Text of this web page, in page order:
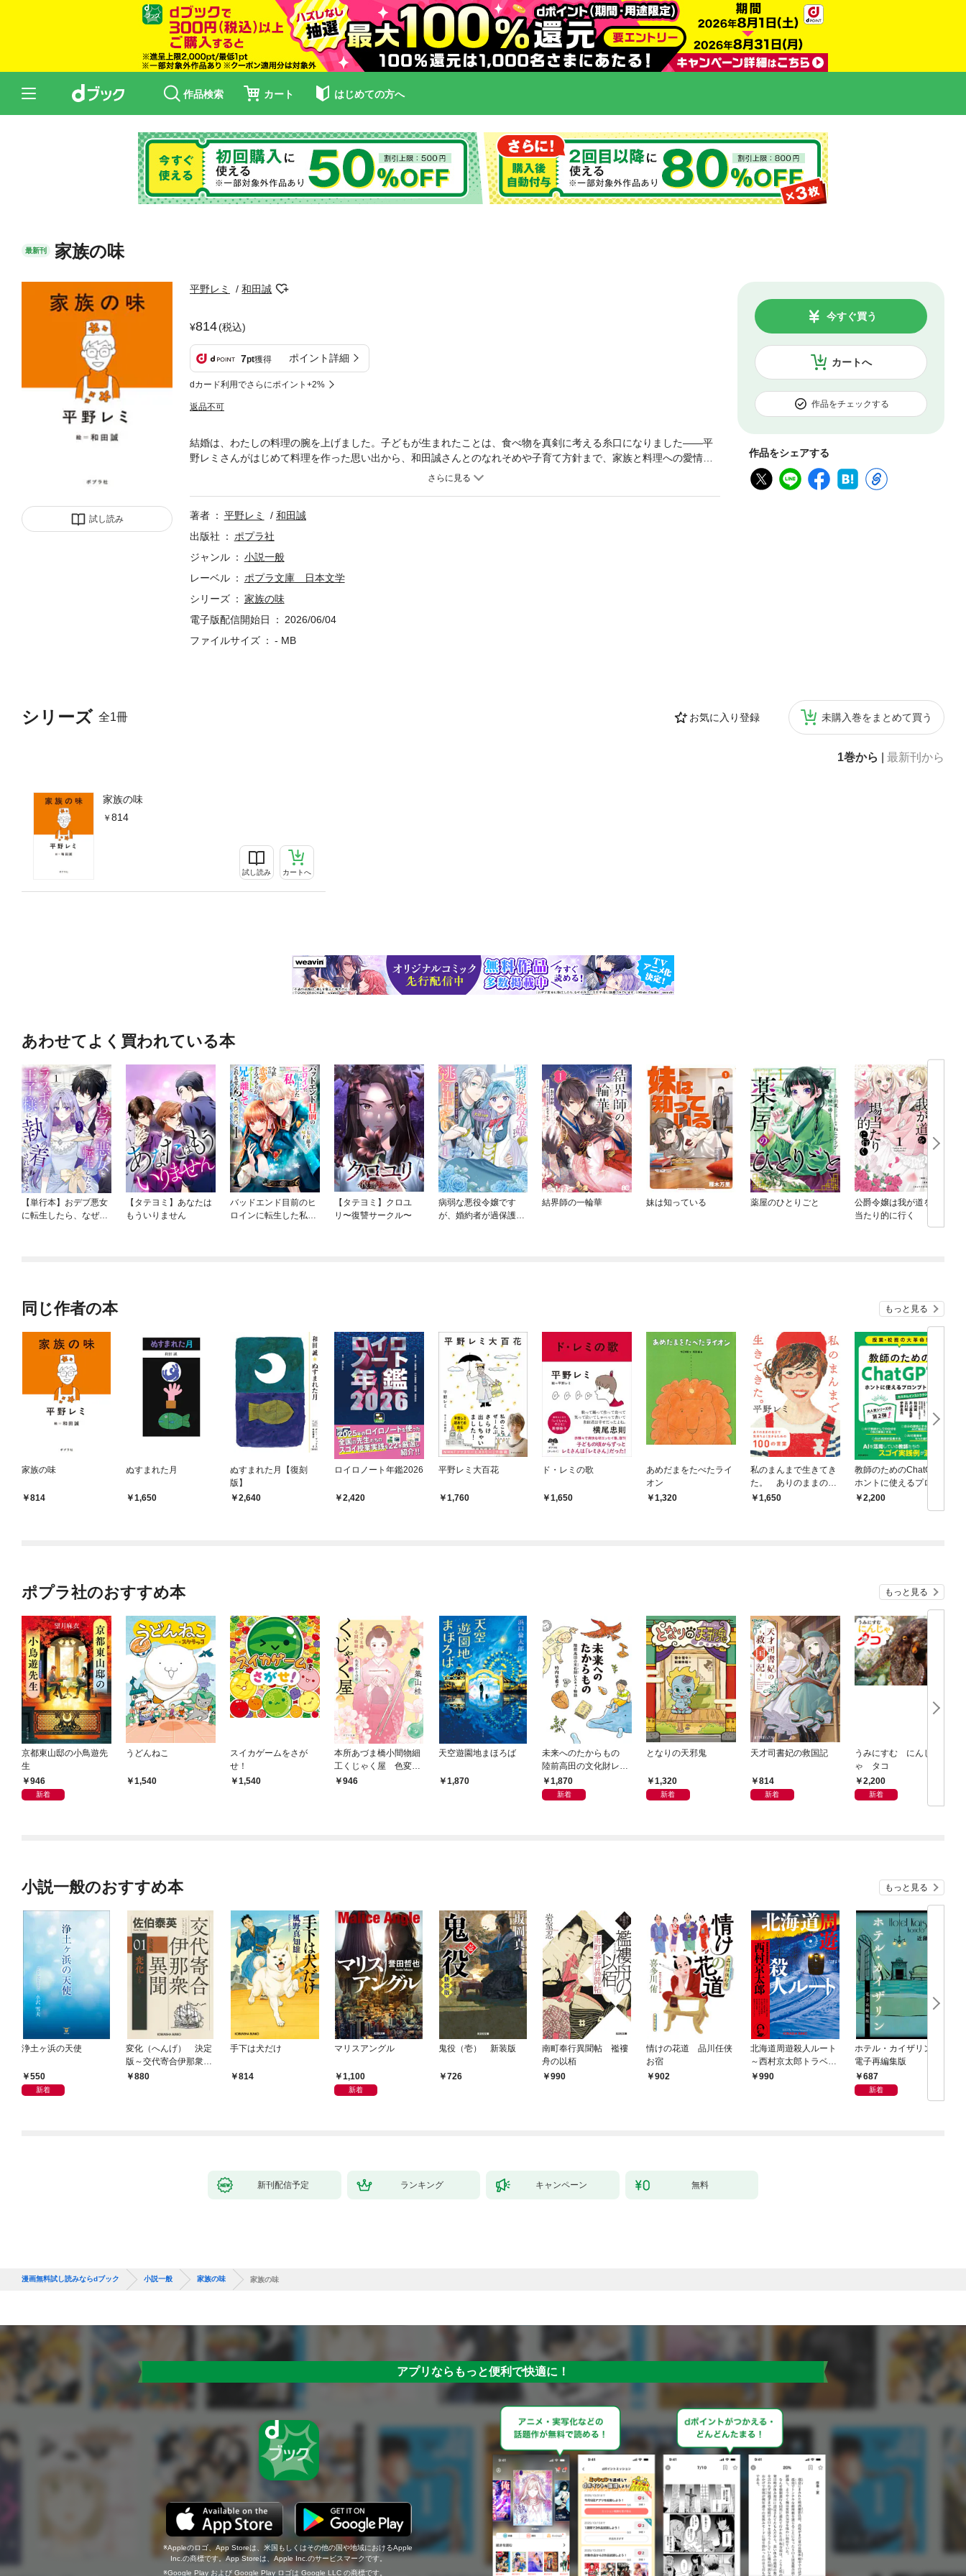
作品検索 カート はじめての方へ
最新刊 家族の味
試し読み
平野レミ 和田誠
814(税込)
7pt獲得 ポイント詳細
dカード利用でさらにポイント+2%
返品不可
カートへ
今すぐ買う
作品をチェックする
作品をシェアする
シリーズ 全1冊 お気に入り登録 未購入巻をまとめて買う
1巻から 最新刊から
家族の味
814
試し読み カートへ
結婚は、わたしの料理の腕を上げました。子どもが生まれたことは、食べ物を真剣に考える糸口になりました――平
野レミさんがはじめて料理を作った思い出から、和田誠さんとのなれそめや子育て方針まで、家族と料理への愛情が
ぎゅっと詰まったエッセイ集。29品のオリジナルレシピに加え、夫・和田誠さんとの対談、阿川佐和子さん、清水ミ
著者 平野レミ
和田誠
出版社
ポプラ社
ジャンル
小説一般
レーベル
ポプラ文庫 日本文学
シリーズ
家族の味
電子版配信開始日
2026/06/04
ファイルサイズ
- MB
あわせてよく買われている本
【単行本】おデブ悪女
に転生したら、なぜか
【タテヨミ】あなたは
もういりません
バッドエンド目前のヒ
ロインに転生した私、
【タテヨミ】クロユ
リ〜復讐サークル〜
病弱な悪役令嬢です
が、婚約者が過保護す
結界師の一輪華 妹は知っている 薬屋のひとりごと
公爵令嬢は我が道を場
当たり的に行く
同じ作者の本 もっと見る
家族の味
814
ぬすまれた月
1,650
ぬすまれた月【復刻
版】
2,640
ロイロノート年鑑2026
2,420
平野レミ大百花
1,760
ド・レミの歌
1,650
あめだまをたべたライ
オン
1,320
私のまんまで生きてき
た。 ありのままの自
分で気持ちよく生きる
1,650
教師のためのChatGPT
ホントに使えるプロン
プト2 カスタムイン
ストラクション編 授
2,200
ポプラ社のおすすめ本 もっと見る
京都東山邸の小鳥遊先
生
946
新着
うどんねこ
1,540
スイカゲームをさが
せ！
1,540
本所あづま橋小間物細
工くじゃく屋 色変わ
りの石
946
天空遊園地まほろば
1,870
未来へのたからもの
陸前高田の文化財レス
キュー物語
1,870
新着
となりの天邪鬼
1,320
新着
天才司書妃の救国記
814
新着
うみにすむ にんじ
ゃ タコ
2,200
新着
小説一般のおすすめ本 もっと見る
浄土ヶ浜の天使
550
新着
変化（へんげ） 決定
版～交代寄合伊那衆異
聞（1）～
880
手下は犬だけ
814
マリスアングル
1,100
新着
鬼役（壱） 新装版
726
南町奉行異聞帖 襤褸
舟の以栢
990
情けの花道 品川任侠
お宿
902
北海道周遊殺人ルート
～西村京太郎トラベル
ミステリー・セレクシ
990
ホテル・カイザリン
電子再編集版
687
新着
新刊配信予定 ランキング キャンペーン 無料
漫画無料試し読みならdブック 小説一般 家族の味 家族の味
アプリならもっと便利で快適に！
Appleのロゴ、App Storeは、米国もしくはその他の国や地域におけるApple
Inc.の商標です。App Storeは、Apple Inc.のサービスマークです。
Google Play および Google Play ロゴは Google LLC の商標です。